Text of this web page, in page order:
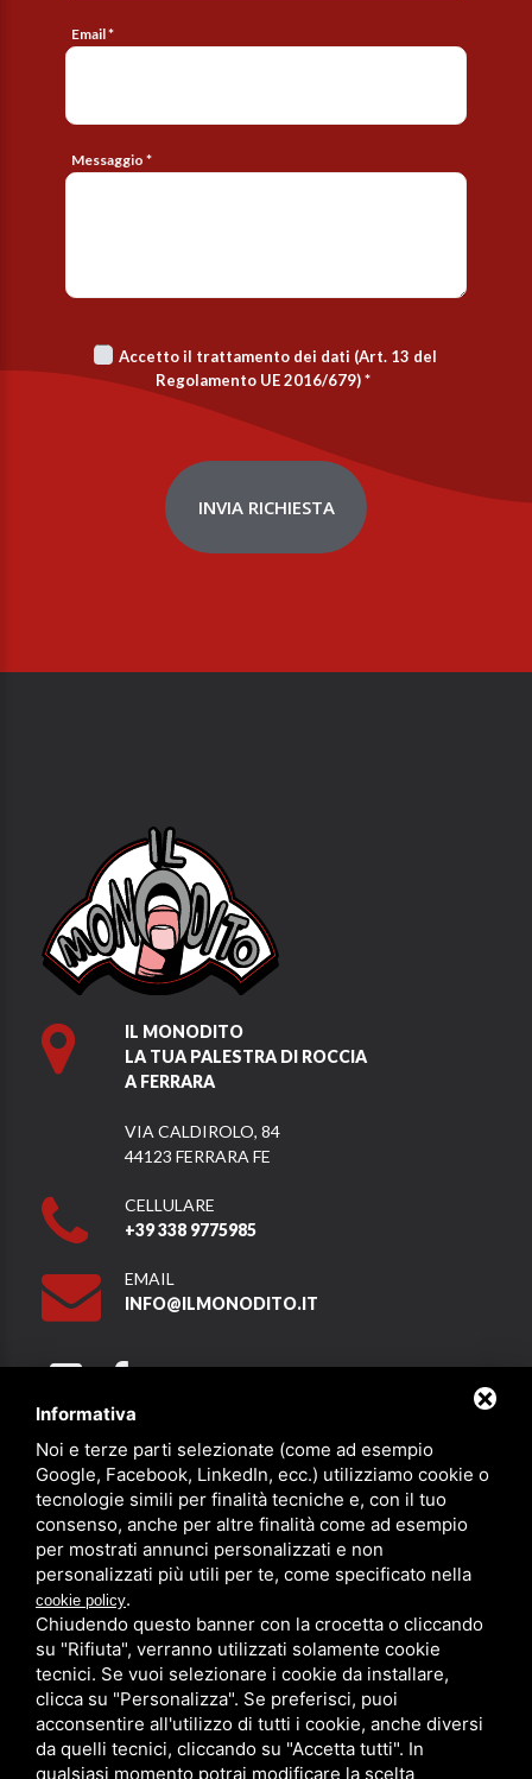
Email *
Messaggio *
Accetto il trattamento dei dati (Art. 13 del
Regolamento UE 2016/679)*
INVIA RICHIESTA
IL MONODITO
LA TUA PALESTRA DI ROCCIA
A FERRARA
VIA CALDIROLO, 84
44123 FERRARA FE
CELLULARE
+39 338 9775985
EMAIL
INFO@ILMONODITO.IT
Partner
PRIVACY SITEMAP/ QUESTO SITO È PROTETTO DA GOOGLE
RECAPTCHA V3,PRIVACY POLICYE TERMS OF SERVICEDI GOOGLE.
Informativa
Noi e terze parti selezionate (come ad esempio
Google, Facebook, LinkedIn, ecc.) utilizziamo cookie o
tecnologie simili per finalità tecniche e, con il tuo
consenso, anche per altre finalità come ad esempio
per mostrati annunci personalizzati e non
personalizzati più utili per te, come specificato nella
cookie policy.
Chiudendo questo banner con la crocetta o cliccando
su "Rifiuta", verranno utilizzati solamente cookie
tecnici. Se vuoi selezionare i cookie da installare,
clicca su "Personalizza". Se preferisci, puoi
acconsentire all'utilizzo di tutti i cookie, anche diversi
da quelli tecnici, cliccando su "Accetta tutti". In
qualsiasi momento potrai modificare la scelta